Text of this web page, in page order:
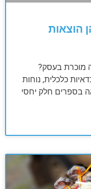
הוצאות
מוכרת בעסק?
כלכלית, נוחות
בספרים חלק יחסי